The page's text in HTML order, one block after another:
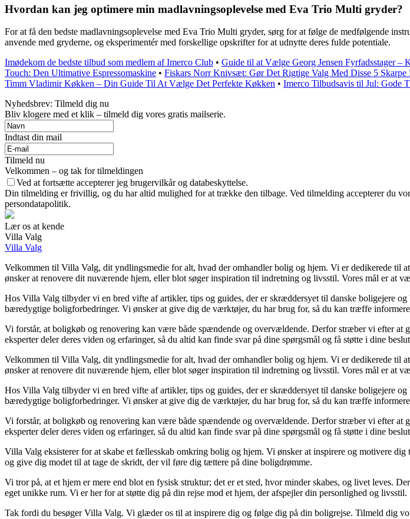
Hvordan kan jeg optimere min madlavningsoplevelse med Eva Trio Multi gryder?
For at få den bedste madlavningsoplevelse med Eva Trio Multi gryder, sørg for at følge de medfølgende
anvende med gryderne, og eksperimentér med forskellige opskrifter for at udnytte deres fulde potentiale.
Imødekom de bedste tilbud som medlem af Imerco Club • Guide til at Vælge Georg Jensen Fyrfadsstager –
Touch: Den Ultimative Espressomaskine • Fiskars Norr Knivsæt: Gør Det Rigtige Valg Med Disse 5 Skarpe
Timm Vladimir Køkken – Din Guide Til At Vælge Det Perfekte Køkken • Imerco Tilbudsavis til Jul: Gode
Nyhedsbrev: Tilmeld dig nu
Bliv klogere med et klik – tilmeld dig vores gratis mailserie.
Indtast din mail
Tilmeld nu
Velkommen – og tak for tilmeldingen
Ved at fortsætte accepterer jeg brugervilkår og databeskyttelse.
Din tilmelding er frivillig, og du har altid mulighed for at trække den tilbage. Ved tilmelding accepterer du
persondatapolitik.
Lær os at kende
Villa Valg
Villa Valg
Velkommen til Villa Valg, dit yndlingsmedie for alt, hvad der omhandler bolig og hjem. Vi er dedikerede til
ønsker at renovere dit nuværende hjem, eller blot søger inspiration til indretning og livsstil. Vores mål er at
Hos Villa Valg tilbyder vi en bred vifte af artikler, tips og guides, der er skræddersyet til danske boligejere
bæredygtige boligforbedringer. Vi ønsker at give dig de værktøjer, du har brug for, så du kan træffe
Vi forstår, at boligkøb og renovering kan være både spændende og overvældende. Derfor stræber vi efter at
eksperter deler deres viden og erfaringer, så du altid kan finde svar på dine spørgsmål og få støtte i dine
Velkommen til Villa Valg, dit yndlingsmedie for alt, hvad der omhandler bolig og hjem. Vi er dedikerede til
ønsker at renovere dit nuværende hjem, eller blot søger inspiration til indretning og livsstil. Vores mål er at
Hos Villa Valg tilbyder vi en bred vifte af artikler, tips og guides, der er skræddersyet til danske boligejere
bæredygtige boligforbedringer. Vi ønsker at give dig de værktøjer, du har brug for, så du kan træffe
Vi forstår, at boligkøb og renovering kan være både spændende og overvældende. Derfor stræber vi efter at
eksperter deler deres viden og erfaringer, så du altid kan finde svar på dine spørgsmål og få støtte i dine
Villa Valg eksisterer for at skabe et fællesskab omkring bolig og hjem. Vi ønsker at inspirere og motivere
og give dig modet til at tage de skridt, der vil føre dig tættere på dine boligdrømme.
Vi tror på, at et hjem er mere end blot en fysisk struktur; det er et sted, hvor minder skabes, og livet leves.
eget unikke rum. Vi er her for at støtte dig på din rejse mod et hjem, der afspejler din personlighed og livsstil.
Tak fordi du besøger Villa Valg. Vi glæder os til at inspirere dig og følge dig på din boligrejse. Tilmeld dig